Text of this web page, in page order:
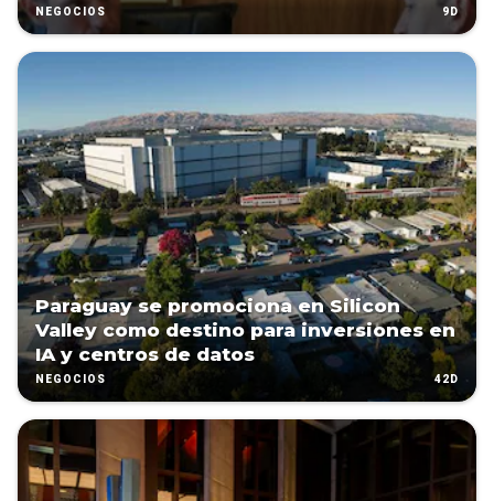
NEGOCIOS 9D
Paraguay se promociona en Silicon
Valley como destino para inversiones en
IA y centros de datos
NEGOCIOS 42D